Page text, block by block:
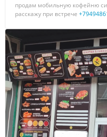
продам мобильную кофейню
расскажу при встрече